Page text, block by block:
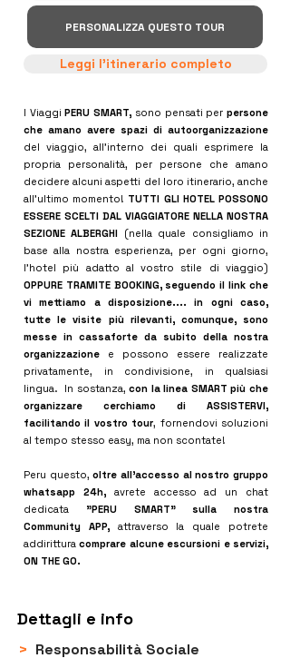
PERSONALIZZA QUESTO TOUR
Leggi l'itinerario completo
I ViaggiPERU SMART, sono pensati perpersone
che amano avere spazi di autoorganizzazione
del viaggio, all'interno dei quali esprimere la
propria personalità, per persone che amano
decidere alcuni aspetti del loro itinerario, anche
all'ultimo momento! TUTTI GLI HOTEL POSSONO
ESSERE SCELTI DAL VIAGGIATORE NELLA NOSTRA
SEZIONE ALBERGHI (nella quale consigliamo in
base alla nostra esperienza, per ogni giorno,
l'hotel più adatto al vostro stile di viaggio)
OPPURE TRAMITE BOOKING, seguendo il link che
vi mettiamo a disposizione.... in ogni caso,
tutte le visite più rilevanti, comunque, sono
messe in cassaforte da subito della nostra
organizzazione e possono essere realizzate
privatamente, in condivisione, in qualsiasi
lingua. In sostanza,con la linea SMART più che
organizzare cerchiamo di ASSISTERVI,
facilitando il vostro tour, fornendovi soluzioni
al tempo stesso easy, ma non scontate!
Peru questo,oltre all'accesso al nostro gruppo
whatsapp 24h,avrete accesso ad un chat
dedicata "PERU SMART" sulla nostra
Community APP,attraverso la quale potrete
addirittura comprare alcune escursioni e servizi,
ON THE GO.
Dettagli e info
> Responsabilità Sociale